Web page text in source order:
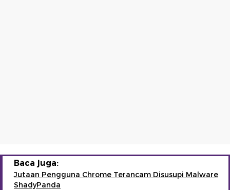
Baca juga:
Jutaan Pengguna Chrome Terancam Disusupi Malware
ShadyPanda